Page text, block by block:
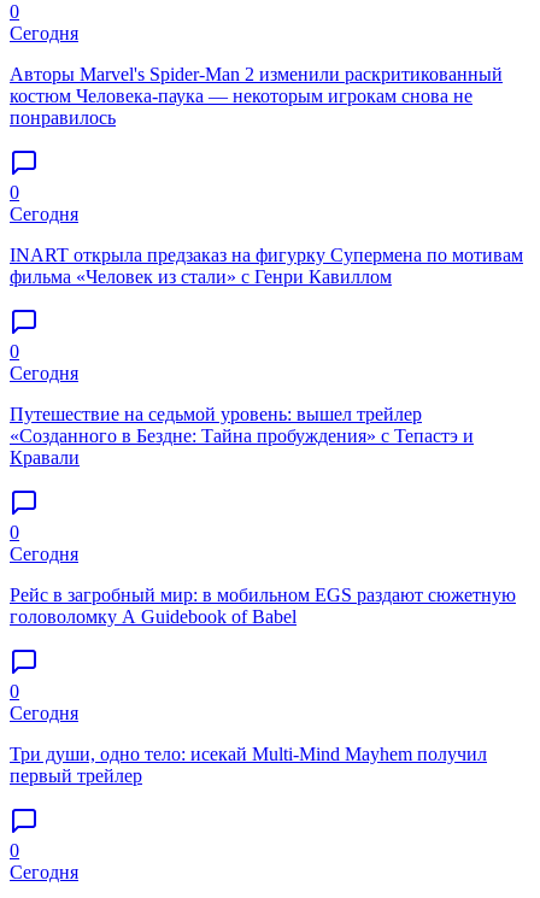
0
Сегодня
Авторы Marvel's Spider-Man 2 изменили раскритикованный
костюм Человека-паука — некоторым игрокам снова не
понравилось
0
Сегодня
INART открыла предзаказ на фигурку Супермена по мотивам
фильма «Человек из стали» с Генри Кавиллом
0
Сегодня
Путешествие на седьмой уровень: вышел трейлер
«Созданного в Бездне: Тайна пробуждения» c Тепастэ и
Кравали
0
Сегодня
Рейс в загробный мир: в мобильном EGS раздают сюжетную
головоломку A Guidebook of Babel
0
Сегодня
Три души, одно тело: исекай Multi-Mind Mayhem получил
первый трейлер
0
Сегодня